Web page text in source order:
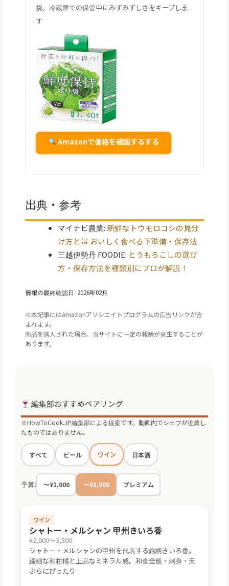
袋。冷蔵庫での保管中にみずみずしさをキープしま
す
Amazonで価格を確認するする
出典・参考
マイナビ農業: 新鮮なトウモロコシの見分
け方とは おいしく食べる下準備・保存法
三越伊勢丹 FOODIE: とうもろこしの選び
方・保存方法を種類別にプロが解説！
情報の最終確認日: 2026年02月
※本記事にはAmazonアソシエイトプログラムの広告リンクが含
まれます。
商品を購入された場合、当サイトに一定の報酬が発生することが
あります。
編集部おすすめペアリング
※HowToCook.JP編集部による提案です。動画内でシェフが推薦し
たものではありません。
すべて ビール ワイン 日本酒
予算: 〜¥1,000 〜¥3,000 プレミアム
ワイン
シャトー・メルシャン 甲州きいろ香
¥2,000〜3,500
シャトー・メルシャンの甲州を代表する銘柄きいろ香。
繊細な和柑橘と上品なミネラル感。和食全般・刺身・天
ぷらにぴったり